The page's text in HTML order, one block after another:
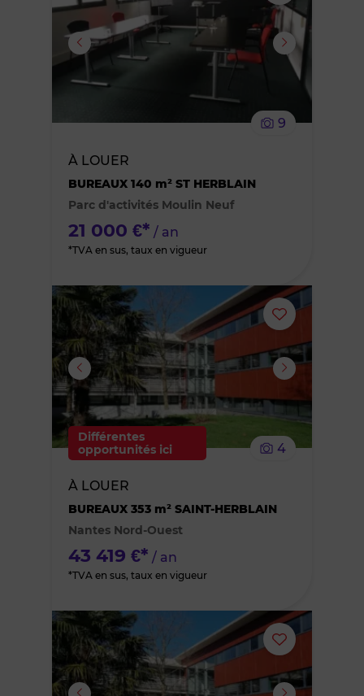
ou
supprimer
9
À LOUER
BUREAUX 140 m² ST HERBLAIN
Parc d'activités Moulin Neuf
21 000 €* / an
*TVA en sus, taux en vigueur
Ajouter
ou
Différentes
opportunités ici
4
À LOUER
BUREAUX 353 m² SAINT-HERBLAIN
Nantes Nord-Ouest
43 419 €* / an
*TVA en sus, taux en vigueur
Ajouter
ou